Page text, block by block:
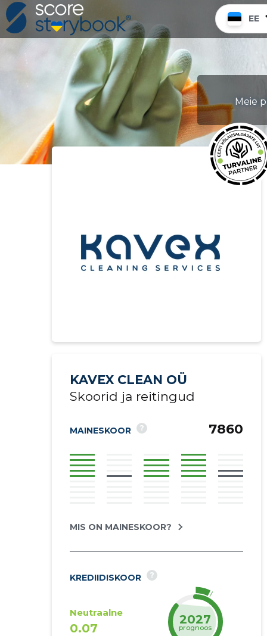
EE
Meie
KAVEX CLEAN OÜ
Skoorid ja reitingud
MAINESKOOR ? 7860
MIS ON MAINESKOOR?
KREDIIDISKOOR ?
Neutraalne
0.07
2027
prognoos